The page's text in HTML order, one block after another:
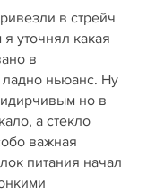
в стрейч
уточнял какая
в
ладно ньюанс. Ну
но в
а стекло
важная
питания начал